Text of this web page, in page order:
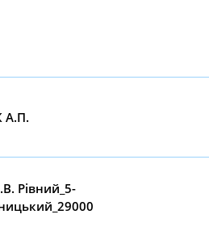
А.П.
Рівний_5-